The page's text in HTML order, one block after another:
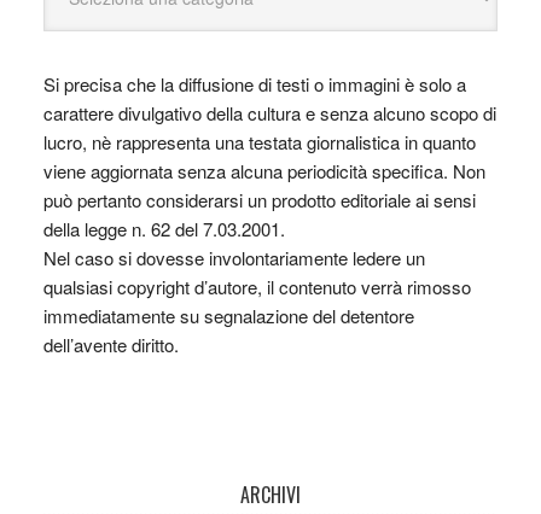
Si precisa che la diffusione di testi o immagini è solo a
carattere divulgativo della cultura e senza alcuno scopo di
lucro, nè rappresenta una testata giornalistica in quanto
viene aggiornata senza alcuna periodicità specifica. Non
può pertanto considerarsi un prodotto editoriale ai sensi
della legge n. 62 del 7.03.2001.
Nel caso si dovesse involontariamente ledere un
qualsiasi copyright d’autore, il contenuto verrà rimosso
immediatamente su segnalazione del detentore
dell’avente diritto.
ARCHIVI